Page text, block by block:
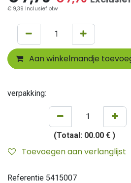
€ 9,39 Inclusief btw
Aan winkelmandje
verpakking:
(Totaal: 00.00 € )
Toevoegen aan verlanglijst
Referentie 5415007